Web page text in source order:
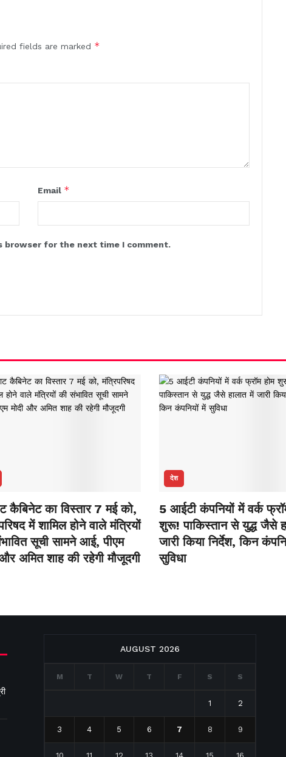
fields are marked *
Email *
browser for the next time I comment.
कैबिनेट का विस्तार 7 मई को,
में शामिल होने वाले मंत्रियों
सूची सामने आई, पीएम
और अमित शाह की रहेगी मौजूदगी
देश
5 आईटी कंपनियों में वर्क
शुरू! पाकिस्‍तान से युद्ध जैसे
जारी किया निर्देश, किन
सुविधा
AUGUST 2026
M T W T F S S
1 2
3 4 5 6 7 8 9